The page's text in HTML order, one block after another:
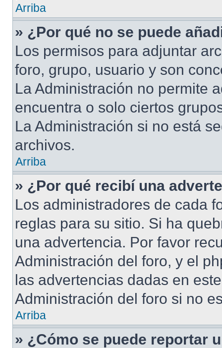
Arriba
» ¿Por qué no se puede
Los permisos para adjuntar
foro, grupo, usuario y son
La Administración no permite
encuentra o solo ciertos
La Administración si no está
archivos.
Arriba
» ¿Por qué recibí una
Los administradores de cada
reglas para su sitio. Si ha
una advertencia. Por favor
Administración del foro, y el
las advertencias dadas en
Administración del foro si no
Arriba
» ¿Cómo se puede reportar